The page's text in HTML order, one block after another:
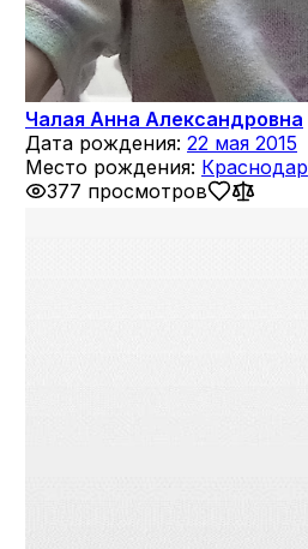
Чалая Анна Александровна
Дата рождения: 22 мая 2015
Место рождения: Краснодар
377 просмотров